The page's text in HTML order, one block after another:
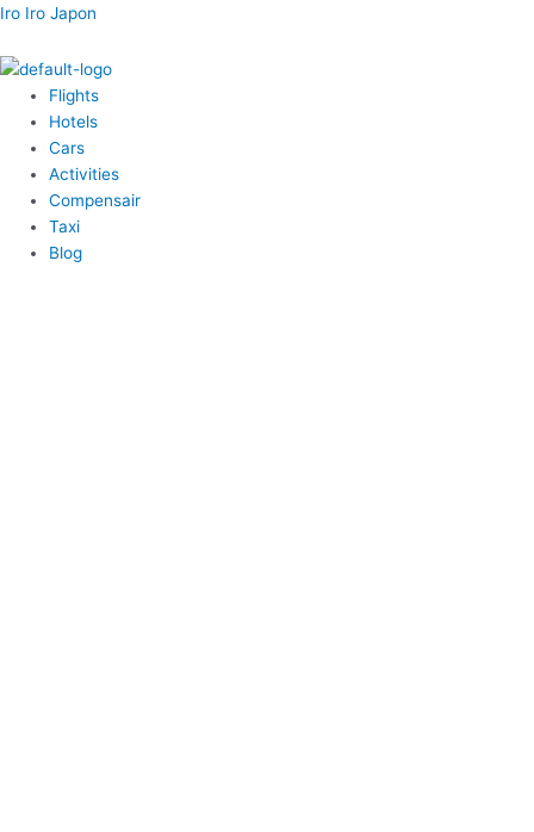
内
を
Iro Iro Japon
Menu
Flights
Hotels
Cars
Activities
Compensair
Taxi
Blog
Post
Menu
Menu
Menu